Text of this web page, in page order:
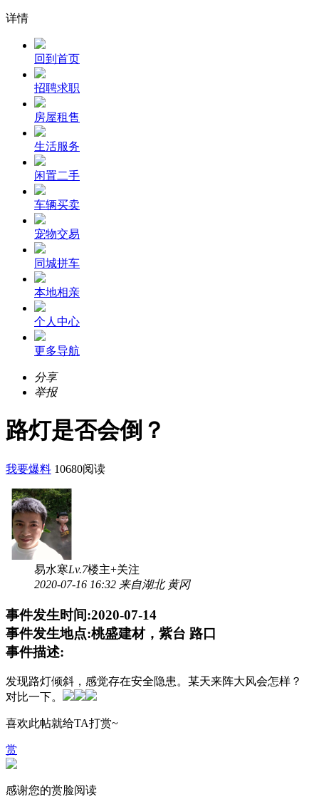
详情
回到首页
招聘求职
房屋租售
生活服务
闲置二手
车辆买卖
宠物交易
同城拼车
本地相亲
个人中心
更多导航
分享
举报
路灯是否会倒？
我要爆料 10680阅读
易水寒Lv.7楼主+关注
2020-07-16 16:32 来自湖北 黄冈
事件发生时间:2020-07-14
事件发生地点:桃盛建材，紫台 路口
事件描述:
发现路灯倾斜，感觉存在安全隐患。某天来阵大风会怎样？
对比一下。
喜欢此帖就给TA打赏~
赏
感谢您的赏脸阅读